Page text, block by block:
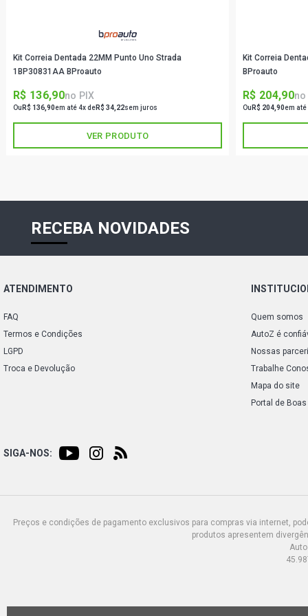
Kit Correia Dentada 22MM Punto Uno Strada
1BP30831AA BProauto
R$ 136,90no PIX
Ou R$ 136,90em até 4x deR$ 34,22sem juros
VER PRODUTO
Kit Correia
BProauto
R$ 204,90no
Ou R$ 204,90em até
RECEBA NOVIDADES
ATENDIMENTO
FAQ
Termos e Condições
LGPD
Troca e Devolução
Quem somos
AutoZ é
Nossas
Trabalhe
Mapa do site
Portal de
SIGA-NOS:
Preços e condições de pagamento exclusivos para compras via internet,
produtos apresentem